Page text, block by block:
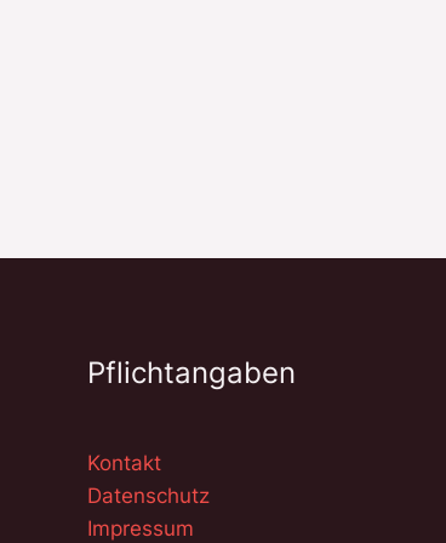
Pflichtangaben
Kontakt
Datenschutz
Impressum